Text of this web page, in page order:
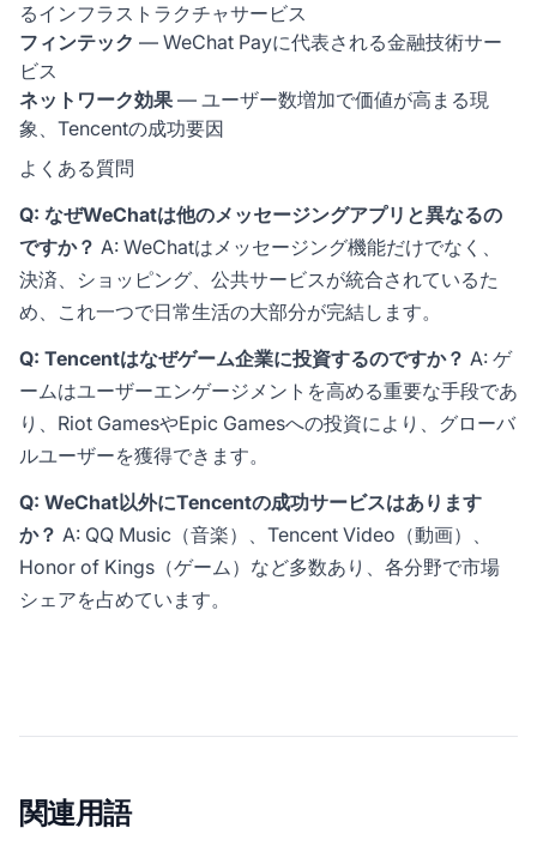
るインフラストラクチャサービス
フィンテック — WeChat Payに代表される金融技術サー
ビス
ネットワーク効果 — ユーザー数増加で価値が高まる現
象、Tencentの成功要因
よくある質問
Q: なぜWeChatは他のメッセージングアプリと異なるの
ですか？ A: WeChatはメッセージング機能だけでなく、
決済、ショッピング、公共サービスが統合されているた
め、これ一つで日常生活の大部分が完結します。
Q: Tencentはなぜゲーム企業に投資するのですか？ A: ゲ
ームはユーザーエンゲージメントを高める重要な手段であ
り、Riot GamesやEpic Gamesへの投資により、グローバ
ルユーザーを獲得できます。
Q: WeChat以外にTencentの成功サービスはあります
か？ A: QQ Music（音楽）、Tencent Video（動画）、
Honor of Kings（ゲーム）など多数あり、各分野で市場
シェアを占めています。
関連用語